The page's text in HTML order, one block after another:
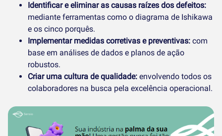
Identificar e eliminar as causas raízes dos defeitos:
mediante ferramentas como o diagrama de Ishikawa
e os cinco porquês.
Implementar medidas corretivas e preventivas: com
base em análises de dados e planos de ação
robustos.
Criar uma cultura de qualidade: envolvendo todos os
colaboradores na busca pela excelência operacional.